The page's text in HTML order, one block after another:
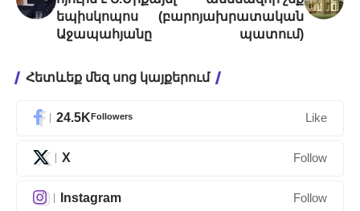
եպիսկոպոս
Աջապահյանը
(բարոյախրատական
պատում)
Հետևեք մեզ սոց կայքերում
24.5KFollowers Like
X Follow
Instagram Follow